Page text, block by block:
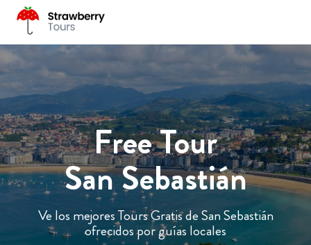
Free Tour
San Sebastián
Ve los mejores Tours Gratis de San Sebastián
ofrecidos por guías locales